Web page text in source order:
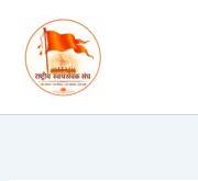
content